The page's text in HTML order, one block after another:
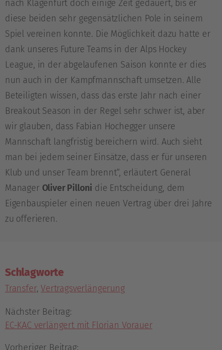
nach Klagenfurt doch einige Zeit gedauert, bis er
diese beiden sehr gegensätzlichen Pole in seinem
Spiel vereinen konnte. Die Möglichkeit dazu hatte er
dank unseres Future Teams in der Alps Hockey
League, in der abgelaufenen Saison konnte er dies
nun auch in der Kampfmannschaft umsetzen. Alle
Beteiligten wissen, dass das erste Jahr nach einer
Breakout Season in der Regel sehr schwer ist, aber
wir glauben, dass Fabian Hochegger unsere
Mannschaft langfristig bereichern wird. Auch sieht
man bei jedem seiner Einsätze, dass er für unseren
Klub und unser Team brennt“, erläutert General
Manager Oliver Pilloni die Entscheidung, dem
Eigenbauspieler einen neuen Vertrag über drei Jahre
zu offerieren.
Schlagworte
Transfer,Vertragsverlängerung
Nächster Beitrag:
EC-KAC verlängert mit Florian Vorauer
Vorheriger Beitrag: